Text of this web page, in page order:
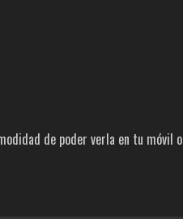
de poder verla en tu móvil